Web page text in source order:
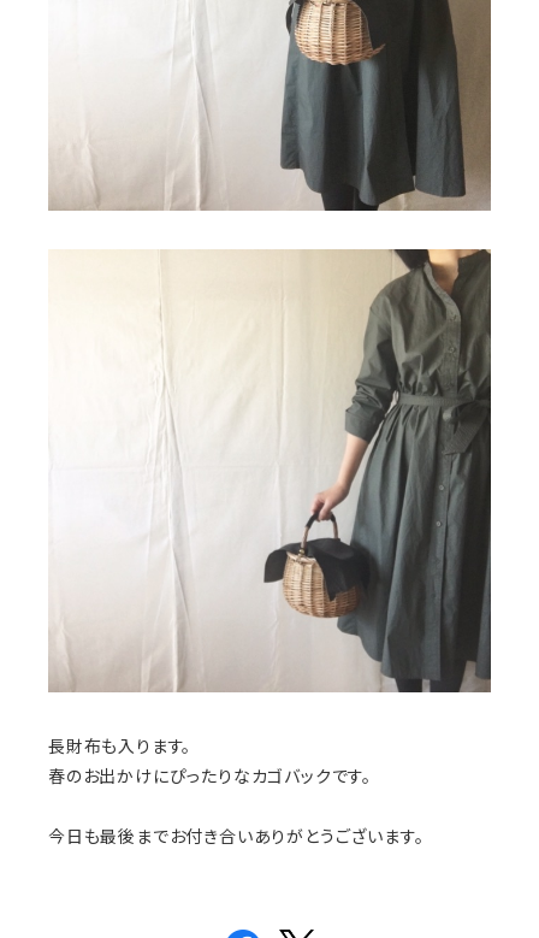
長財布も入ります。
春のお出かけにぴったりなカゴバックです。
今日も最後までお付き合いありがとうございます。